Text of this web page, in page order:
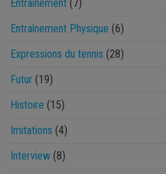
Entraînement (7)
Entraînement Physique (6)
Expressions du tennis (28)
Futur (19)
Histoire (15)
Imitations (4)
Interview (8)